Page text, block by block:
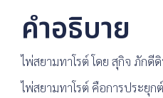
คำอธิบาย
ไพ่สยามทาโรต์ โดย สุกิจ ภัก
ไพ่สยามทาโรต์ คือการประยุก